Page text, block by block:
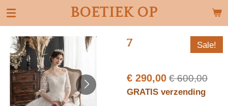
Ga
direct
naar
de
hoofdinhoud
BOETIEK OP
7 Sale!
€ 290,00 € 600,00
GRATIS verzending